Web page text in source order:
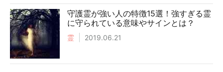
守護霊が強い人の特徴15選！強すぎる霊
に守られている意味やサインとは？
霊 2019.06.21